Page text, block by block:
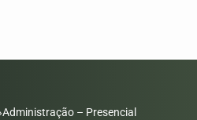
Administração – Presencial